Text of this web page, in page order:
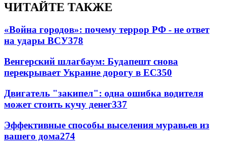
ЧИТАЙТЕ ТАКЖЕ
«Война городов»: почему террор РФ - не ответ
на удары ВСУ378
Венгерский шлагбаум: Будапешт снова
перекрывает Украине дорогу в ЕС350
Двигатель "закипел": одна ошибка водителя
может стоить кучу денег337
Эффективные способы выселения муравьев из
вашего дома274